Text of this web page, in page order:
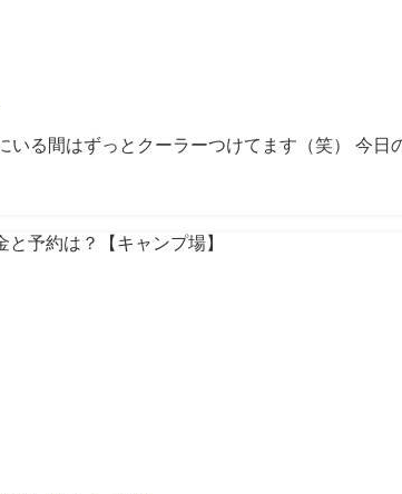
る間はずっとクーラーつけてます（笑） 今日